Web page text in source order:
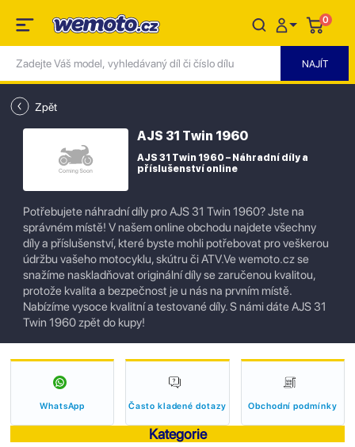
0
Zpět
AJS 31 Twin 1960
AJS 31 Twin 1960 – Náhradní díly a
příslušenství online
Potřebujete náhradní díly pro AJS 31 Twin 1960? Jste na
správném místě! V našem online obchodu najdete všechny
díly a příslušenství, které byste mohli potřebovat pro veškerou
údržbu vašeho motocyklu, skútru či ATV.Ve wemoto.cz se
snažíme naskladňovat originální díly se zaručenou kvalitou,
protože kvalita a bezpečnost je u nás na prvním místě.
Nabízíme vysoce kvalitní a testované díly. S námi dáte AJS 31
Twin 1960 zpět do kupy!
WhatsApp Často kladené dotazy Obchodní podmínky
Kategorie